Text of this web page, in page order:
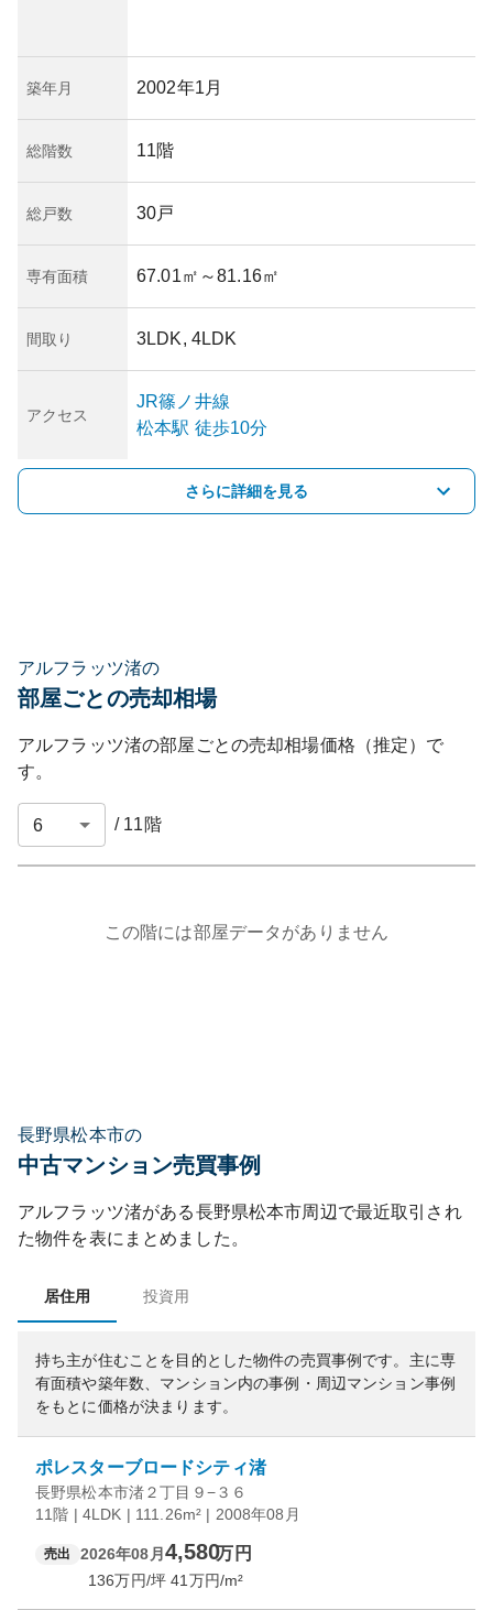
築年月 2002年1月
総階数 11階
総戸数 30戸
専有面積 67.01㎡ ～81.16㎡
間取り 3LDK, 4LDK
アクセス
JR篠ノ井線
松本駅 徒歩10分
さらに詳細を見る
アルフラッツ渚の
部屋ごとの売却相場
アルフラッツ渚の部屋ごとの売却相場価格（推定）で
す。
/ 11 階
この階には部屋データがありません
長野県松本市の
中古マンション売買事例
アルフラッツ渚がある長野県松本市周辺で最近取引され
た物件を表にまとめました。
居住用 投資用
持ち主が住むことを目的とした物件の売買事例です。 主に専
有面積や築年数、マンション内の事例・周辺マンション事例
をもとに価格が決まります。
ポレスターブロードシティ渚
長野県松本市渚２丁目９−３６
11階 | 4LDK | 111.26m² | 2008年08月
売出 2026年08月 4,580万円
136万円/坪 41 万円/m²